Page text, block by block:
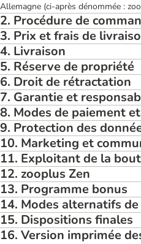
Allemagne (ci-après dénommée :
2. Procédure de
3. Prix et frais de
4. Livraison
5. Réserve de propriété
6. Droit de rétractation
7. Garantie et
8. Modes de paiement
9. Protection des
10. Marketing et
11. Exploitant de la
12. zooplus Zen
13. Programme bonus
14. Modes alternatifs
15. Dispositions finales
16. Version imprimée